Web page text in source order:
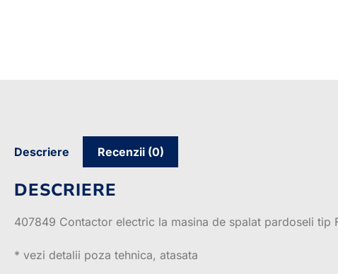
Descriere Recenzii (0)
DESCRIERE
407849 Contactor electric la masina de spalat pardoseli tip
* vezi detalii poza tehnica, atasata